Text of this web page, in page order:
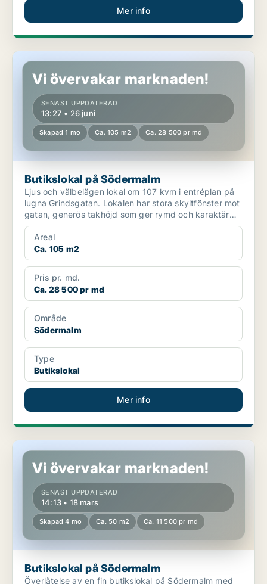
Mer info
Butikslokal på Södermalm
Vi övervakar marknaden!
SENAST UPPDATERAD
13:27 • 26 juni
Skapad 1 mo Ca. 105 m2 Ca. 28 500 pr md
Butikslokal på Södermalm
Ljus och välbelägen lokal om 107 kvm i entréplan på
lugna Grindsgatan. Lokalen har stora skyltfönster mot
gatan, generös takhöjd som ger rymd och karaktär
s...
Areal
Ca. 105 m2
Pris pr. md.
Ca. 28 500 pr md
Område
Södermalm
Type
Butikslokal
Mer info
Butikslokal på Södermalm
Vi övervakar marknaden!
SENAST UPPDATERAD
14:13 • 18 mars
Skapad 4 mo Ca. 50 m2 Ca. 11 500 pr md
Butikslokal på Södermalm
Överlåtelse av en fin butikslokal på Södermalm med